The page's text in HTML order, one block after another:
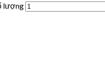
lượng